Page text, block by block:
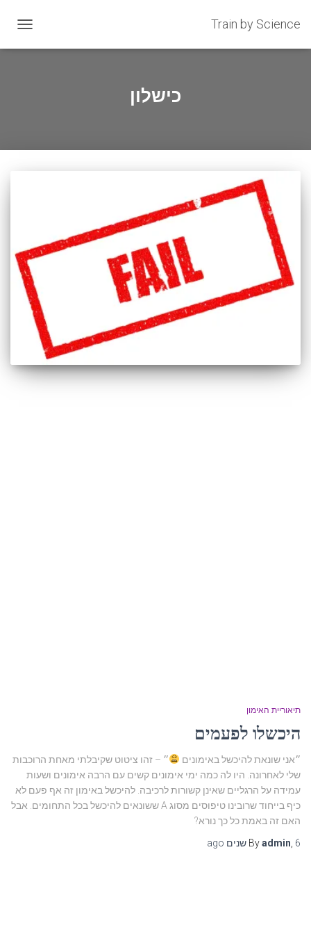
Train by Science
כישלון
תיאוריית האימון
היכשלו לפעמים
״אני שונאת להיכשל באימונים
״ – זהו ציטוט שקיבלתי מאחת הרוכבות
שלי לאחרונה. היו לה כמה ימי אימונים קשים עם הרבה אימונים ושעות
עמידה על הרגליים שאינן קשורות לרכיבה. להיכשל באימון זה אף פעם לא
כיף בייחוד שרובינו טיפוסים מסוג A ששונאים להיכשל בכל התחומים. אבל
האם זה באמת כל כך נורא?
Byadmin 6 שנים